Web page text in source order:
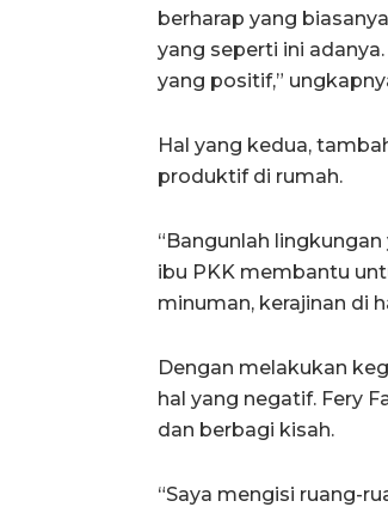
berharap yang
yang seperti ini
yang positif,”
Hal yang kedua,
produktif di rumah.
“Bangunlah
ibu PKK membantu
minuman, kerajinan di
Dengan melakukan
hal yang negatif. Fery
dan berbagi kisah.
“Saya mengisi ruang-